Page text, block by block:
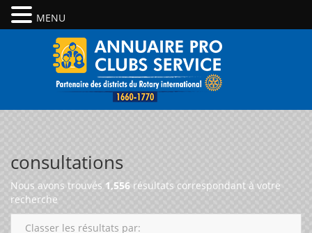
consultations
Nous avons trouvés 1,556 résultats correspondant à votre
recherche
Classer les résultats par:
MENU